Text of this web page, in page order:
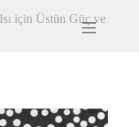
için Üstün Güç ve